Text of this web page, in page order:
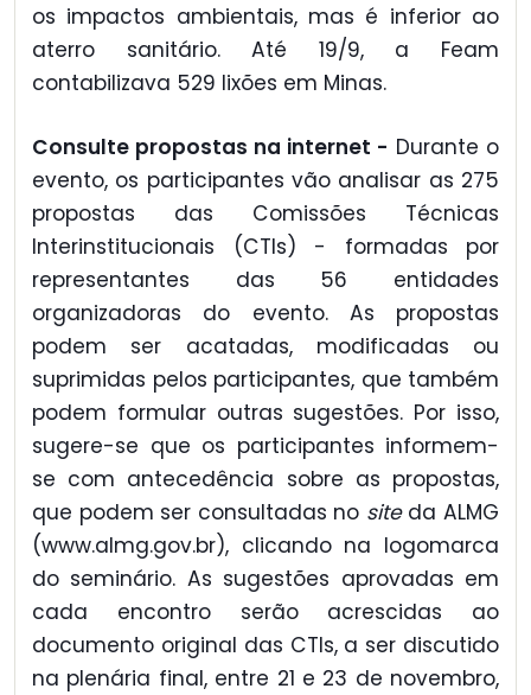
os impactos ambientais, mas é inferior ao
aterro sanitário. Até 19/9, a Feam
contabilizava 529 lixões em Minas.
Consulte propostas na internet - Durante o
evento, os participantes vão analisar as 275
propostas das Comissões Técnicas
Interinstitucionais (CTIs) - formadas por
representantes das 56 entidades
organizadoras do evento. As propostas
podem ser acatadas, modificadas ou
suprimidas pelos participantes, que também
podem formular outras sugestões. Por isso,
sugere-se que os participantes informem-
se com antecedência sobre as propostas,
que podem ser consultadas no siteda ALMG
(www.almg.gov.br), clicando na logomarca
do seminário. As sugestões aprovadas em
cada encontro serão acrescidas ao
documento original das CTIs, a ser discutido
na plenária final, entre 21 e 23 de novembro,